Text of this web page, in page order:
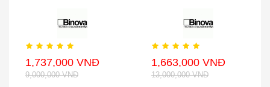
1,737,000 VNĐ
9,000,000 VNĐ
1,663,000 VNĐ
13,000,000 VNĐ